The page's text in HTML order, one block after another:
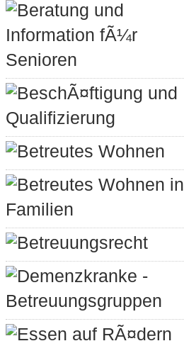
Beratung und
Information fÃ¼r
Senioren
BeschÃ¤ftigung und
Qualifizierung
Betreutes Wohnen
Betreutes Wohnen in
Familien
Betreuungsrecht
Demenzkranke -
Betreuungsgruppen
Essen auf RÃ¤dern